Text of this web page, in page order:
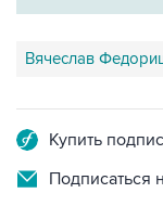
Вячеслав
Купить
Подписаться